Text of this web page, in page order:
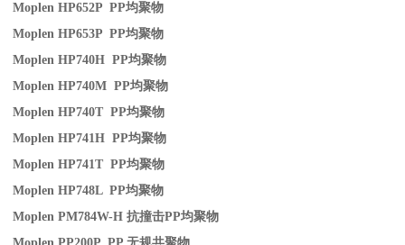
Moplen HP652P PP均聚物
Moplen HP653P PP均聚物
Moplen HP740H PP均聚物
Moplen HP740M PP均聚物
Moplen HP740T PP均聚物
Moplen HP741H PP均聚物
Moplen HP741T PP均聚物
Moplen HP748L PP均聚物
Moplen PM784W-H抗撞击PP均聚物